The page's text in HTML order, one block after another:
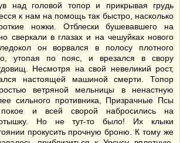
над головой топор и прикрывая грудь
к нам на помощь так быстро, насколько
ножки. Отблески бушевавшего на
сверкали в глазах и на чешуйках нового
он ворвался в полосу плотного
утопая по пояс, и врезался в свору
Несмотря на свой невеликий рост,
настоящей машиной смерти. Топор
ветряной мельницы в ненастную
сильного противника, Призрачные Псы
и всей сворой набросились на
Но не тут-то было! Их клыки
прокусить прочную броню. К тому же